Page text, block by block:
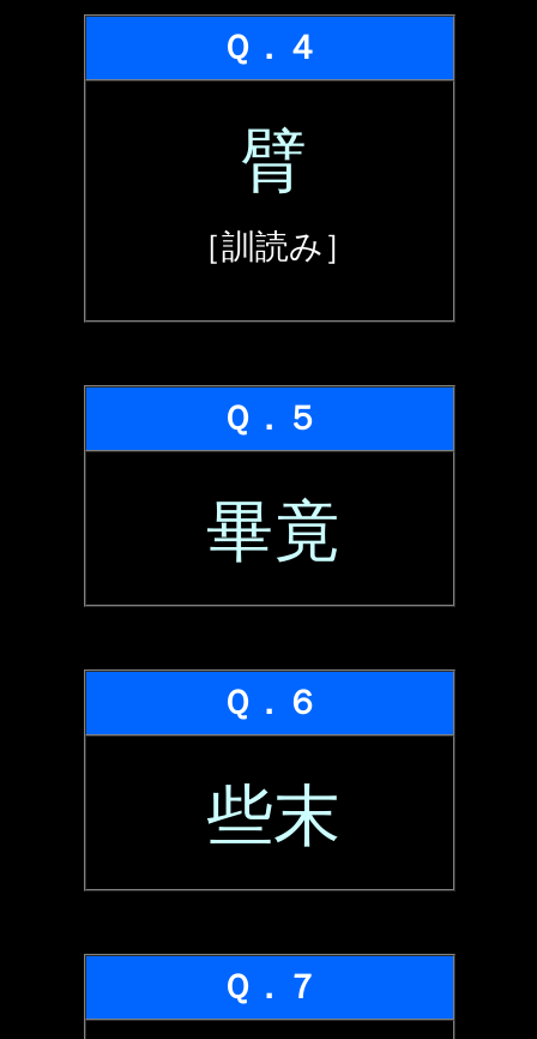
Ｑ．４
臂
［訓読み］
Ｑ．５
畢竟
Ｑ．６
些末
Ｑ．７